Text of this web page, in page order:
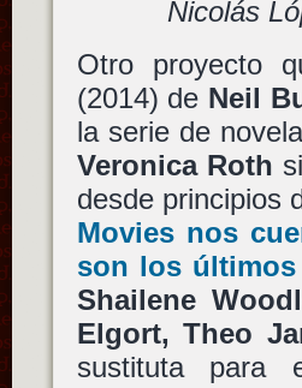
Nicolás
Otro proyecto
(2014) de Neil
la serie de
Veronica Roth
desde principios
Movies nos
son los últimos
Shailene
Elgort, Theo
sustituta para